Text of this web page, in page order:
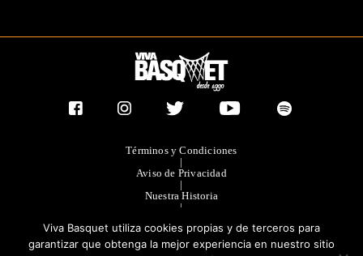
Términos y Condiciones
|
Aviso de Privacidad
|
Nuestra Historia
|
|
Publicidad
Viva Basquet utiliza cookies propias y de terceros para
garantizar que obtenga la mejor experiencia en nuestro sitio